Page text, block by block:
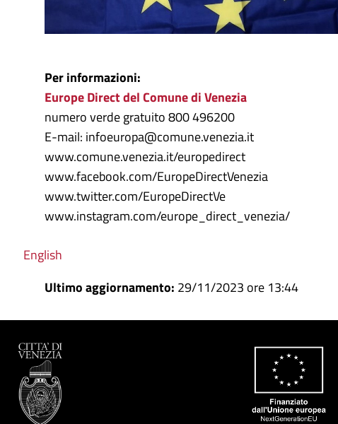
Per informazioni:
Europe Direct del Comune di Venezia
numero verde gratuito 800 496200
E-mail: infoeuropa@comune.venezia.it
www.comune.venezia.it/europedirect
www.facebook.com/EuropeDirectVenezia
www.twitter.com/EuropeDirectVe
www.instagram.com/europe_direct_venezia/
English
Ultimo aggiornamento: 29/11/2023 ore 13:44